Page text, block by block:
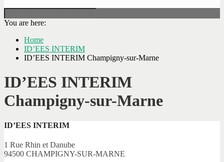
You are here:
Home
ID’EES INTERIM
ID’EES INTERIM Champigny-sur-Marne
ID’EES INTERIM
Champigny-sur-Marne
ID’EES INTERIM
1 Rue Rhin et Danube
94500 CHAMPIGNY-SUR-MARNE